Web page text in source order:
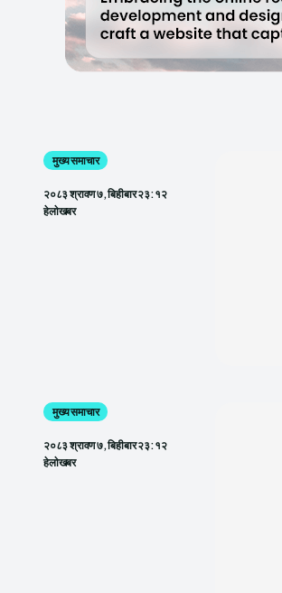
मुख्य समाचार
२०८३ श्रावण ७, बिहीबार २३:१२
हेलाेखबर
मुख्य समाचार
२०८३ श्रावण ७, बिहीबार २३:१२
हेलाेखबर